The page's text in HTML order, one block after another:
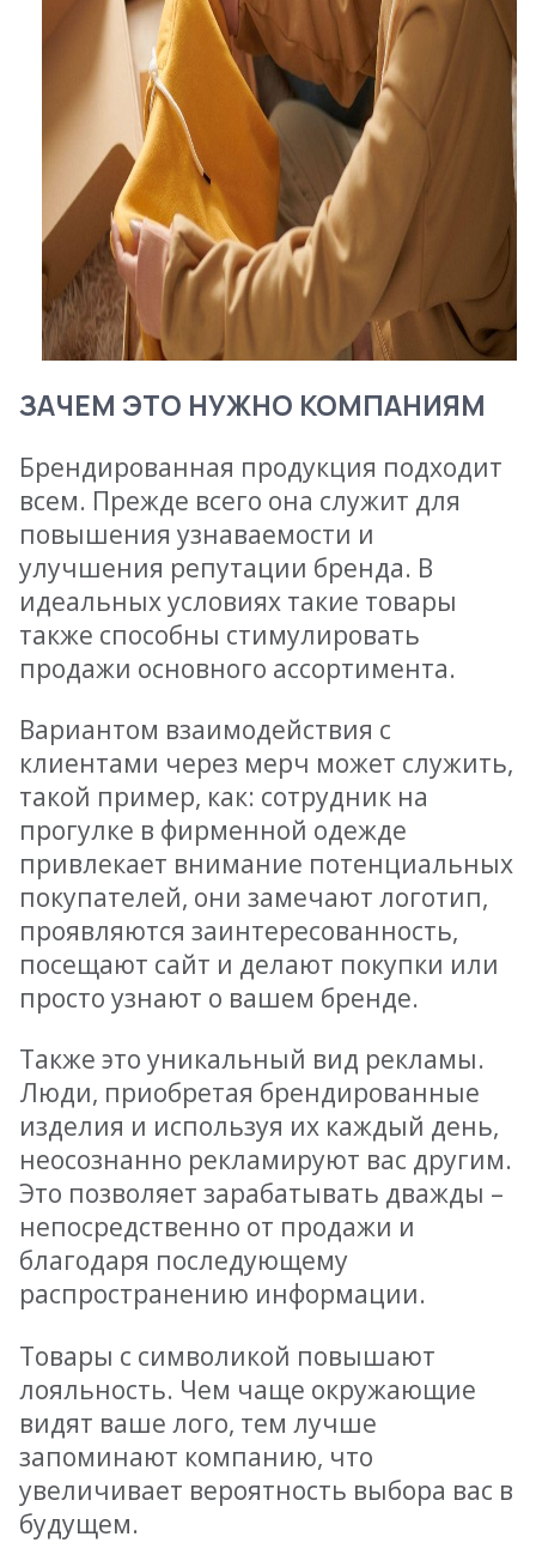
ЗАЧЕМ ЭТО НУЖНО КОМПАНИЯМ
Брендированная продукция подходит
всем. Прежде всего она служит для
повышения узнаваемости и
улучшения репутации бренда. В
идеальных условиях такие товары
также способны стимулировать
продажи основного ассортимента.
Вариантом взаимодействия с
клиентами через мерч может служить,
такой пример, как: сотрудник на
прогулке в фирменной одежде
привлекает внимание потенциальных
покупателей, они замечают логотип,
проявляются заинтересованность,
посещают сайт и делают покупки или
просто узнают о вашем бренде.
Также это уникальный вид рекламы.
Люди, приобретая брендированные
изделия и используя их каждый день,
неосознанно рекламируют вас другим.
Это позволяет зарабатывать дважды –
непосредственно от продажи и
благодаря последующему
распространению информации.
Товары с символикой повышают
лояльность. Чем чаще окружающие
видят ваше лого, тем лучше
запоминают компанию, что
увеличивает вероятность выбора вас в
будущем.